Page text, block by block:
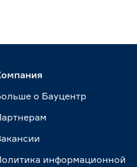
о Бауцентр
информационной